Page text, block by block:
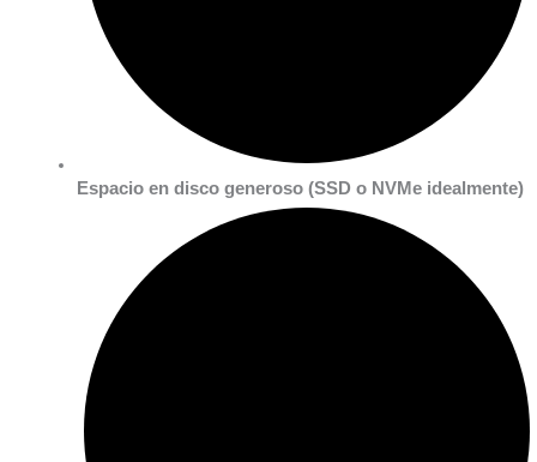
Espacio en disco generoso(SSD o NVMe idealmente)